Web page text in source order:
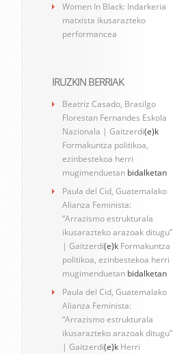
Women In Black: Indarkeria
matxista ikusarazteko
performancea
IRUZKIN BERRIAK
Beatriz Casado, Brasilgo
Florestan Fernandes Eskola
Nazionala | Gaitzerdi(e)k
Formakuntza politikoa,
ezinbestekoa herri
mugimenduetan bidalketan
Paula del Cid, Guatemalako
Alianza Feminista:
“Arrazismo estrukturala
ikusarazteko arazoak ditugu”
| Gaitzerdi(e)k Formakuntza
politikoa, ezinbestekoa herri
mugimenduetan bidalketan
Paula del Cid, Guatemalako
Alianza Feminista:
“Arrazismo estrukturala
ikusarazteko arazoak ditugu”
| Gaitzerdi(e)k Herri